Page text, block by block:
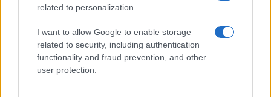
related to personalization.
I want to allow Google to enable storage
related to security, including authentication
functionality and fraud prevention, and other
user protection.